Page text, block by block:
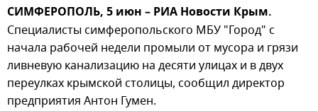
СИМФЕРОПОЛЬ, 5 июн – РИА Новости Крым.
Специалисты симферопольского МБУ "Город" с
начала рабочей недели промыли от мусора и грязи
ливневую канализацию на десяти улицах и в двух
переулках крымской столицы, сообщил директор
предприятия Антон Гумен.